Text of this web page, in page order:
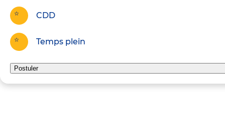
CDD
Temps plein
Postuler